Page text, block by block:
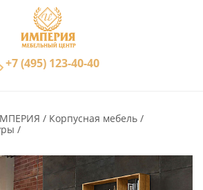
+7 (495) 123-40-40
Корпусная мебель